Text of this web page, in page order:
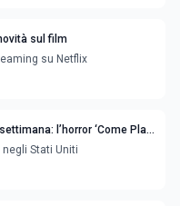
sul film
su Netflix
l’horror ‘Come Play’
Stati Uniti